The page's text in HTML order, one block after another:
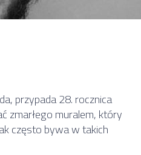
przypada 28. rocznica
zmarłego muralem, który
często bywa w takich